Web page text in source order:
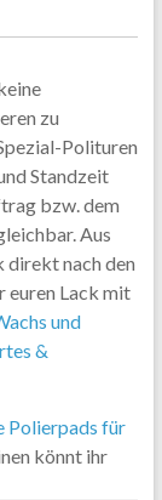
zu
Polituren
Standzeit
bzw. dem
Aus
direkt nach den
euren Lack mit
und
&
Polierpads für
könnt ihr